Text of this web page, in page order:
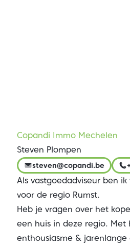
Copandi Immo Mechelen
Steven Plompen
steven@copandi.be
Als vastgoedadviseur ben
voor de regio Rumst.
Heb je vragen over het
een huis in deze regio. Met
enthousiasme & jarenlange